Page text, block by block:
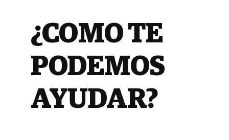
¿COMO TE
PODEMOS
AYUDAR?